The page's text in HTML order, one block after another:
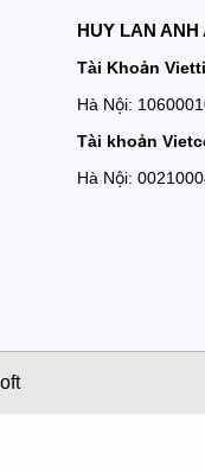
HUY LAN ANH
Tài Khoản
Hà Nội:
Tài khoản
Hà Nội: